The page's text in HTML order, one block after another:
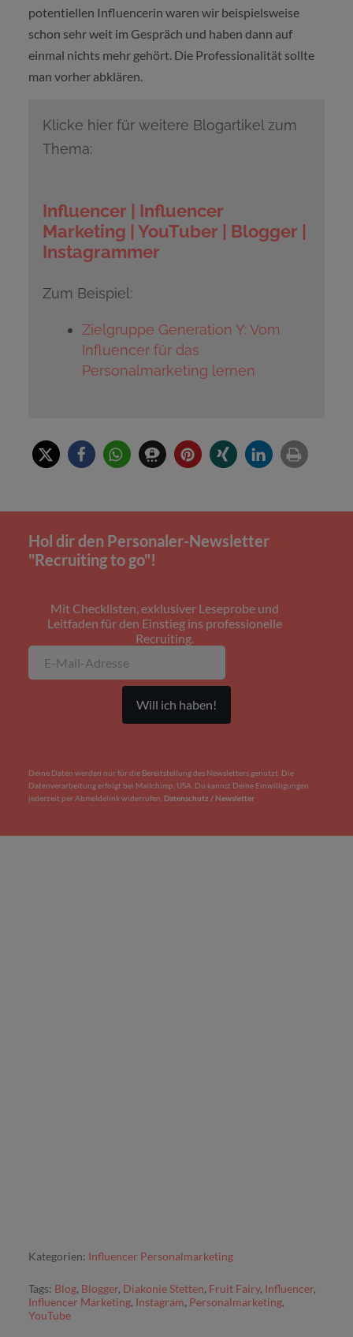
potentiellen Influencerin waren wir beispielsweise
schon sehr weit im Gespräch und haben dann auf
einmal nichts mehr gehört. Die Professionalität sollte
man vorher abklären.
Klicke hier für weitere Blogartikel zum
Thema:
Influencer | Influencer
Marketing | YouTuber | Blogger |
Instagrammer
Zum Beispiel:
Zielgruppe Generation Y: Vom
Influencer für das
Personalmarketing lernen
Hol dir den Personaler-Newsletter
"Recruiting to go"!
Mit Checklisten, exklusiver Leseprobe und
Leitfaden für den Einstieg ins professionelle
Recruiting.
Deine Daten werden nur für die Bereitstellung des Newsletters genutzt. Die
Datenverarbeitung erfolgt bei Mailchimp, USA. Du kannst Deine Einwilligungen
jederzeit per Abmeldelink widerrufen. Datenschutz / Newsletter
Kategorien: Influencer Personalmarketing
Tags: Blog, Blogger, Diakonie Stetten, Fruit Fairy, Influencer,
Influencer Marketing, Instagram, Personalmarketing,
YouTube